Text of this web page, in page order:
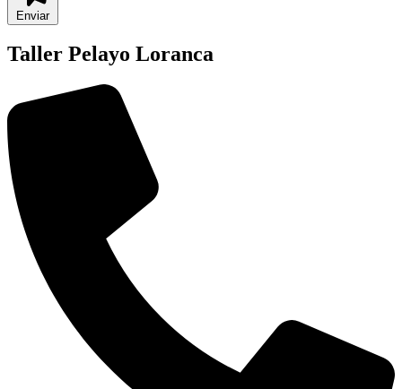
Enviar
Taller Pelayo Loranca